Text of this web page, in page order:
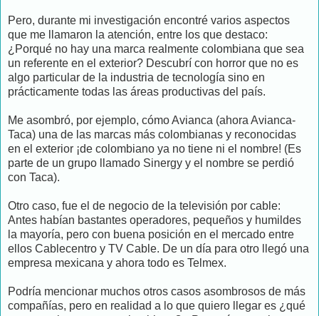
Pero, durante mi investigación encontré varios aspectos
que me llamaron la atención, entre los que destaco:
¿Porqué no hay una marca realmente colombiana que sea
un referente en el exterior? Descubrí con horror que no es
algo particular de la industria de tecnología sino en
prácticamente todas las áreas productivas del país.
Me asombró, por ejemplo, cómo Avianca (ahora Avianca-
Taca) una de las marcas más colombianas y reconocidas
en el exterior ¡de colombiano ya no tiene ni el nombre! (Es
parte de un grupo llamado Sinergy y el nombre se perdió
con Taca).
Otro caso, fue el de negocio de la televisión por cable:
Antes habían bastantes operadores, pequeños y humildes
la mayoría, pero con buena posición en el mercado entre
ellos Cablecentro y TV Cable. De un día para otro llegó una
empresa mexicana y ahora todo es Telmex.
Podría mencionar muchos otros casos asombrosos de más
compañías, pero en realidad a lo que quiero llegar es ¿qué